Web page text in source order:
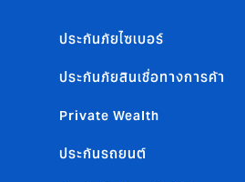
ประกันภัยไซเบอร์
ประกันภัยสินเชื่อทางการค้า
Private Wealth
ประกันรถยนต์